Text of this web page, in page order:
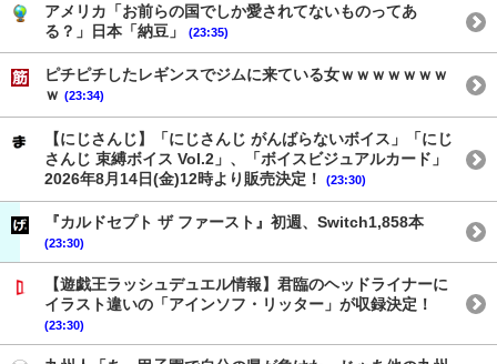
アメリカ「お前らの国でしか愛されてないものってあ
る？」日本「納豆」
(23:35)
ピチピチしたレギンスでジムに来ている女ｗｗｗｗｗｗｗ
ｗ (23:34)
【にじさんじ】「にじさんじ がんばらないボイス」「にじ
さんじ 束縛ボイス Vol.2」、「ボイスビジュアルカード」
2026年8月14日(金)12時より販売決定！
(23:30)
『カルドセプト ザ ファースト』初週、Switch1,858本
(23:30)
【遊戯王ラッシュデュエル情報】君臨のヘッドライナーに
イラスト違いの「アインソフ・リッター」が収録決定！
(23:30)